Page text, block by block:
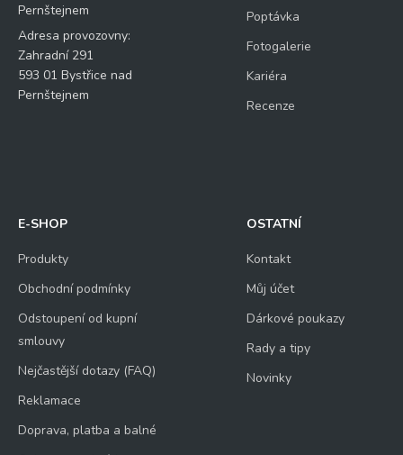
Pernštejnem
Adresa provozovny:
Zahradní 291
593 01 Bystřice nad
Pernštejnem
Poptávka
Fotogalerie
Kariéra
Recenze
E-SHOP
Produkty
Obchodní podmínky
Odstoupení od kupní
smlouvy
Nejčastější dotazy (FAQ)
Reklamace
Doprava, platba a balné
OSTATNÍ
Kontakt
Můj účet
Dárkové poukazy
Rady a tipy
Novinky